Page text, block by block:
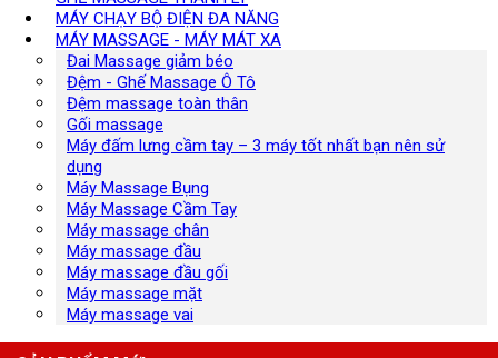
MÁY CHẠY BỘ ĐIỆN ĐA NĂNG
MÁY MASSAGE - MÁY MÁT XA
Đai Massage giảm béo
Đệm - Ghế Massage Ô Tô
Đệm massage toàn thân
Gối massage
Máy đấm lưng cầm tay – 3 máy tốt nhất bạn nên sử
dụng
Máy Massage Bụng
Máy Massage Cầm Tay
Máy massage chân
Máy massage đầu
Máy massage đầu gối
Máy massage mặt
Máy massage vai